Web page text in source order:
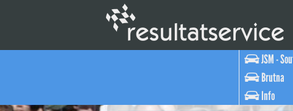
JSM -
Brutna
Info